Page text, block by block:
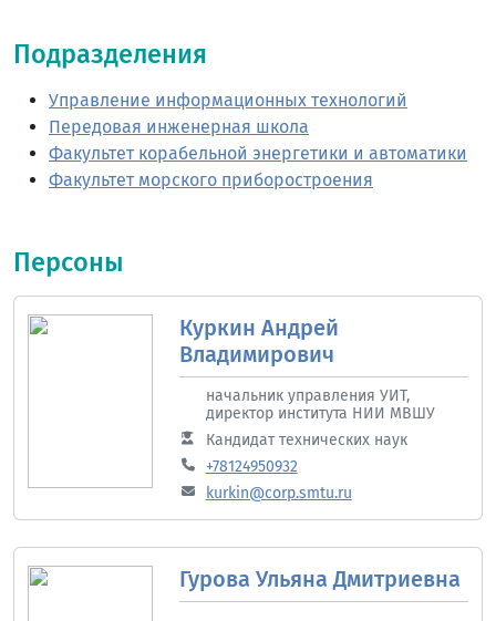
Подразделения
Управление информационных технологий
Передовая инженерная школа
Факультет корабельной энергетики и автоматики
Факультет морского приборостроения
Персоны
Куркин Андрей
Владимирович
начальник управления УИТ,
директор института НИИ МВШУ
Кандидат технических наук
+78124950932
kurkin@corp.smtu.ru
Гурова Ульяна Дмитриевна